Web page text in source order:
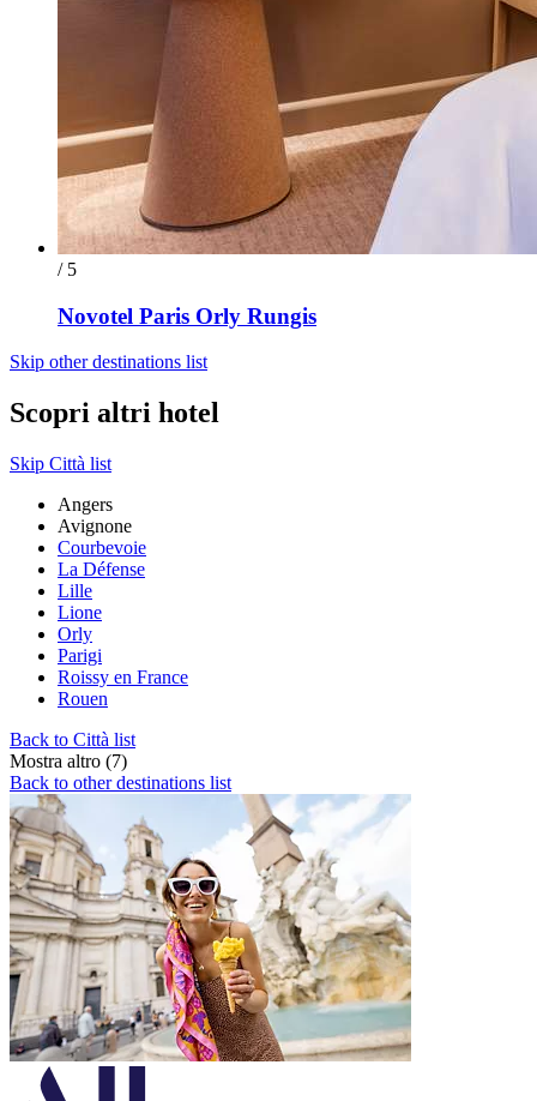
/ 5
Novotel Paris Orly Rungis
Skip other destinations list
Scopri altri hotel
Skip Città list
Angers
Avignone
Courbevoie
La Défense
Lille
Lione
Orly
Parigi
Roissy en France
Rouen
Back to Città list
Mostra altro (7)
Back to other destinations list